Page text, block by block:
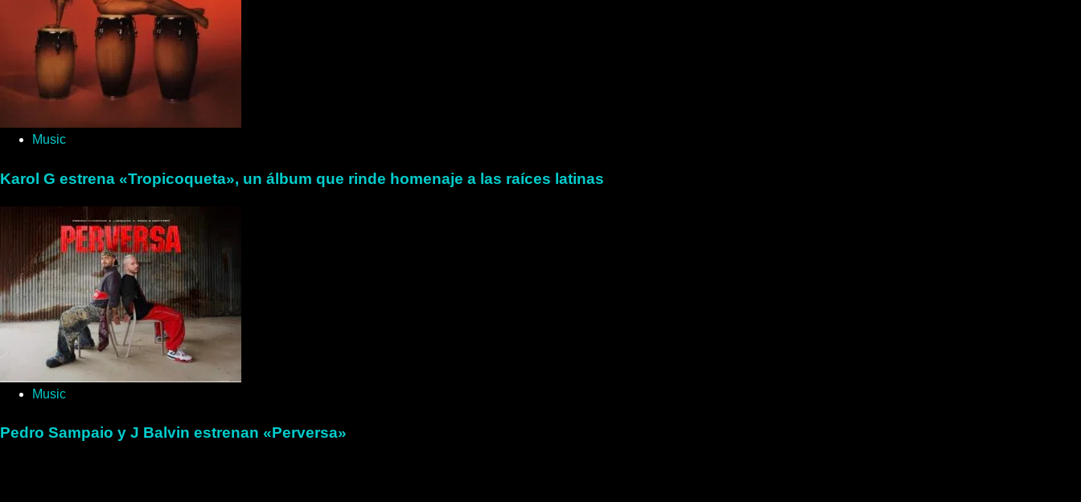
Music
Karol G estrena «Tropicoqueta», un álbum que rinde homenaje a las raíces latinas
Music
Pedro Sampaio y J Balvin estrenan «Perversa»